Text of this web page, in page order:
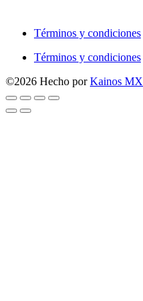
Términos y condiciones
Términos y condiciones
©2026 Hecho porKainos MX